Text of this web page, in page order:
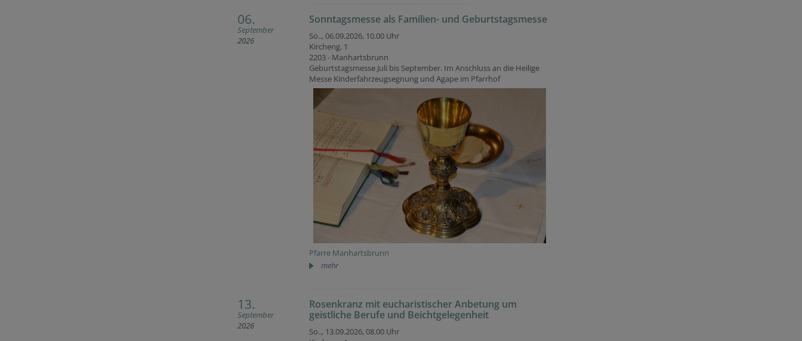
06.
September
2026
Sonntagsmesse als Familien- und Geburtstagsmesse
So.., 06.09.2026, 10.00 Uhr
Kircheng. 1
2203 - Manhartsbrunn
Geburtstagsmesse Juli bis September. Im Anschluss an die Heilige
Messe Kinderfahrzeugsegnung und Agape im Pfarrhof
Pfarre Manhartsbrunn
mehr
13.
September
2026
Rosenkranz mit eucharistischer Anbetung um
geistliche Berufe und Beichtgelegenheit
So.., 13.09.2026,08.00 Uhr